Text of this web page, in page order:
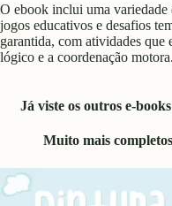
O ebook inclui uma variedade
jogos educativos e desafios
garantida, com atividades
lógico e a coordenação motora.
Já viste os outros e-
Muito mais